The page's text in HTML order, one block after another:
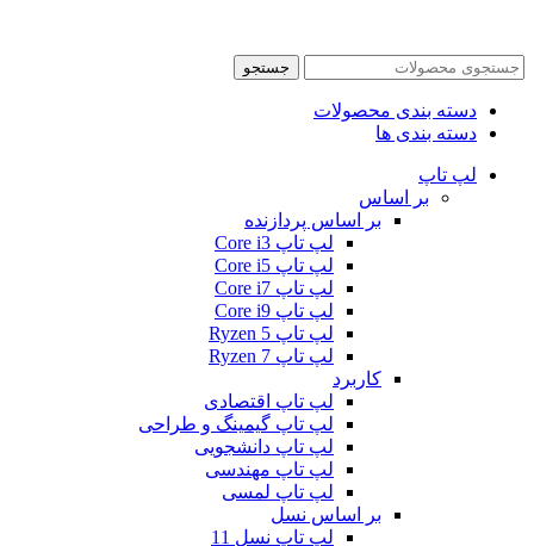
جستجو
دسته بندی محصولات
دسته بندی ها
لپ تاپ
بر اساس
بر اساس پردازنده
لپ تاپ Core i3
لپ تاپ Core i5
لپ تاپ Core i7
لپ تاپ Core i9
لپ تاپ Ryzen 5
لپ تاپ Ryzen 7
کاربرد
لپ تاپ اقتصادی
لپ تاپ گیمینگ و طراحی
لپ تاپ دانشجویی
لپ تاپ مهندسی
لپ تاپ لمسی
بر اساس نسل
لپ تاپ نسل 11